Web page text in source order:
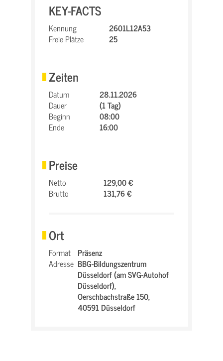
KEY-FACTS
Kennung
2601L12A53
Freie Plätze
25
Zeiten
Datum
28.11.2026
Dauer
(1 Tag)
Beginn
08:00
Ende
16:00
Preise
Netto
129,00 €
Brutto
131,76 €
Ort
Format Präsenz
Adresse BBG-Bildungszentrum
Düsseldorf (am SVG-Autohof
Düsseldorf),
Oerschbachstraße 150,
40591 Düsseldorf